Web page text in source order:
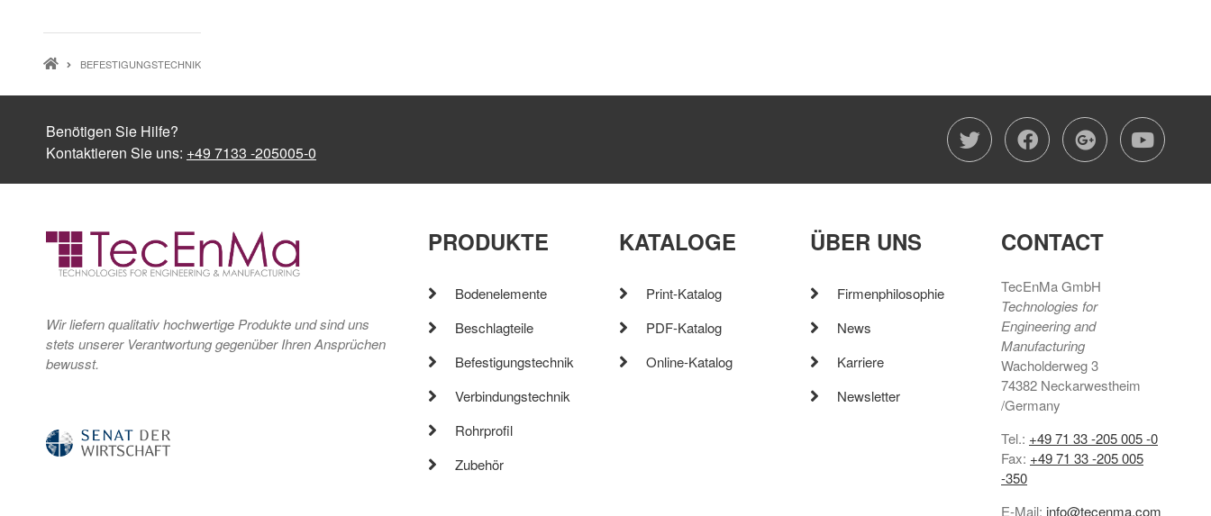
PFADNAVIGATION
BEFESTIGUNGSTECHNIK
Benötigen Sie Hilfe?
Kontaktieren Sie uns: +49 7133 -205005-0
twitterfacebook
google-
Wir liefern qualitativ hochwertige Produkte und sind uns
stets unserer Verantwortung gegenüber Ihren Ansprüchen
bewusst.
PRODUKTE
Bodenelemente
Beschlagteile
Befestigungstechnik
Verbindungstechnik
Rohrprofil
Zubehör
KATALOGE
Print-Katalog
PDF-Katalog
Online-Katalog
ÜBER UNS
Firmenphilosophie
News
Karriere
Newsletter
CONTACT
TecEnMa GmbH
Technologies for
Engineering and
Manufacturing
Wacholderweg 3
74382 Neckarwestheim
/Germany
Tel.: +49 71 33 -205 005 -0
Fax: +49 71 33 -205 005
-350
E-Mail: info@tecenma.com